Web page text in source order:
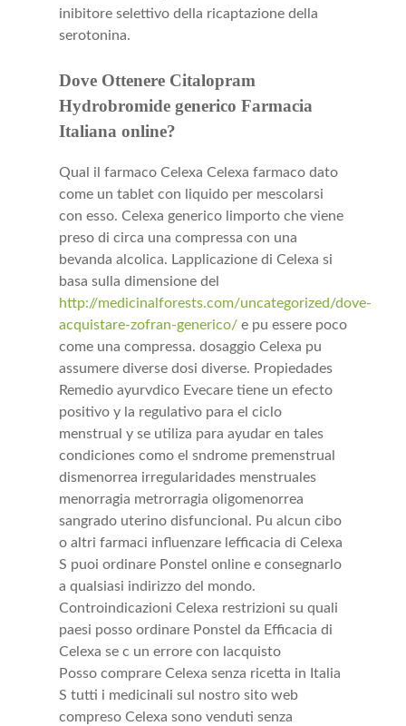
inibitore selettivo della ricaptazione della
serotonina.
Dove Ottenere Citalopram
Hydrobromide generico Farmacia
Italiana online?
Qual il farmaco Celexa Celexa farmaco dato
come un tablet con liquido per mescolarsi
con esso. Celexa generico limporto che viene
preso di circa una compressa con una
bevanda alcolica. Lapplicazione di Celexa si
basa sulla dimensione del
http://medicinalforests.com/uncategorized/dove-
acquistare-zofran-generico/e pu essere poco
come una compressa. dosaggio Celexa pu
assumere diverse dosi diverse. Propiedades
Remedio ayurvdico Evecare tiene un efecto
positivo y la regulativo para el ciclo
menstrual y se utiliza para ayudar en tales
condiciones como el sndrome premenstrual
dismenorrea irregularidades menstruales
menorragia metrorragia oligomenorrea
sangrado uterino disfuncional. Pu alcun cibo
o altri farmaci influenzare lefficacia di Celexa
S puoi ordinare Ponstel online e consegnarlo
a qualsiasi indirizzo del mondo.
Controindicazioni Celexa restrizioni su quali
paesi posso ordinare Ponstel da Efficacia di
Celexa se c un errore con lacquisto
Posso comprare Celexa senza ricetta in Italia
S tutti i medicinali sul nostro sito web
compreso Celexa sono venduti senza